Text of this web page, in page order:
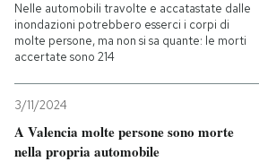
Nelle automobili travolte e accatastate dalle
inondazioni potrebbero esserci i corpi di
molte persone, ma non si sa quante: le morti
accertate sono 214
3/11/2024
A Valencia molte persone sono morte
nella propria automobile